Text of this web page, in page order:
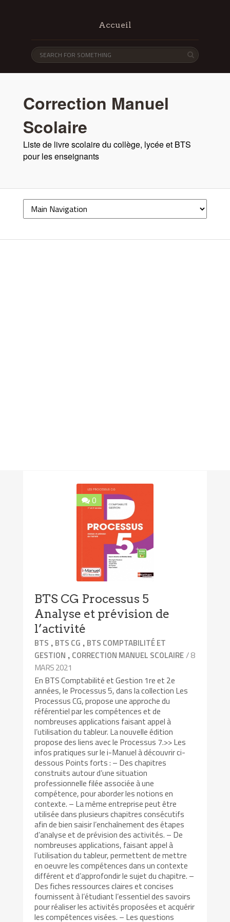
Accueil
Correction Manuel
Scolaire
Liste de livre scolaire du collège, lycée et BTS
pour les enseignants
0
BTS CG Processus 5
Analyse et prévision de
l’activité
BTS , BTS CG , BTS COMPTABILITÉ ET
GESTION , CORRECTION MANUEL SCOLAIRE/ 8
MARS 2021
En BTS Comptabilité et Gestion 1re et 2e
années, le Processus 5, dans la collection Les
Processus CG, propose une approche du
référentiel par les compétences et de
nombreuses applications faisant appel à
l’utilisation du tableur. La nouvelle édition
propose des liens avec le Processus 7.>> Les
infos pratiques sur le i-Manuel à découvrir ci-
dessous Points forts : – Des chapitres
construits autour d’une situation
professionnelle filée associée à une
compétence, pour aborder les notions en
contexte. – La même entreprise peut être
utilisée dans plusieurs chapitres consécutifs
afin de bien saisir l’enchaînement des étapes
d’analyse et de prévision des activités. – De
nombreuses applications, faisant appel à
l’utilisation du tableur, permettent de mettre
en oeuvre les compétences dans un contexte
différent et d’approfondir le sujet du chapitre. –
Des fiches ressources claires et concises
fournissent à l’étudiant l’essentiel des savoirs
pour réaliser les activités proposées et acquérir
les compétences visées. – Les questions